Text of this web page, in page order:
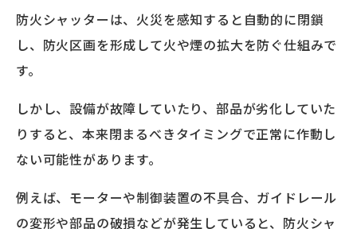
防火シャッターは、火災を感知すると自動的に閉鎖
し、防火区画を形成して火や煙の拡大を防ぐ仕組みで
す。
しかし、設備が故障していたり、部品が劣化していた
りすると、本来閉まるべきタイミングで正常に作動し
ない可能性があります。
例えば、モーターや制御装置の不具合、ガイドレール
の変形や部品の破損などが発生していると、防火シャ